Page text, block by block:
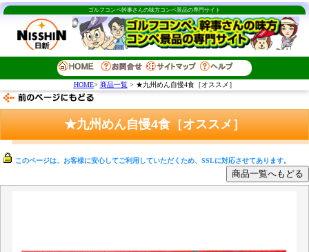
ゴルフコンペ幹事さんの味方コンペ景品の専門サイト
HOME> 商品一覧> ★九州めん自慢4食［オススメ］
★九州めん自慢4食［オススメ］
このページは、お客様に安心してご利用していただくため、SSLに対応させてあります。